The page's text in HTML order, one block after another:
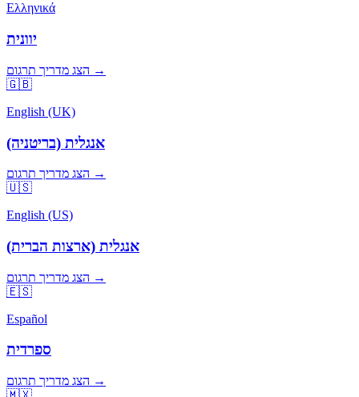
Ελληνικά
יוונית
הצג מדריך תרגום →
🇬🇧
English (UK)
אנגלית (בריטניה)
הצג מדריך תרגום →
🇺🇸
English (US)
אנגלית (ארצות הברית)
הצג מדריך תרגום →
🇪🇸
Español
ספרדית
הצג מדריך תרגום →